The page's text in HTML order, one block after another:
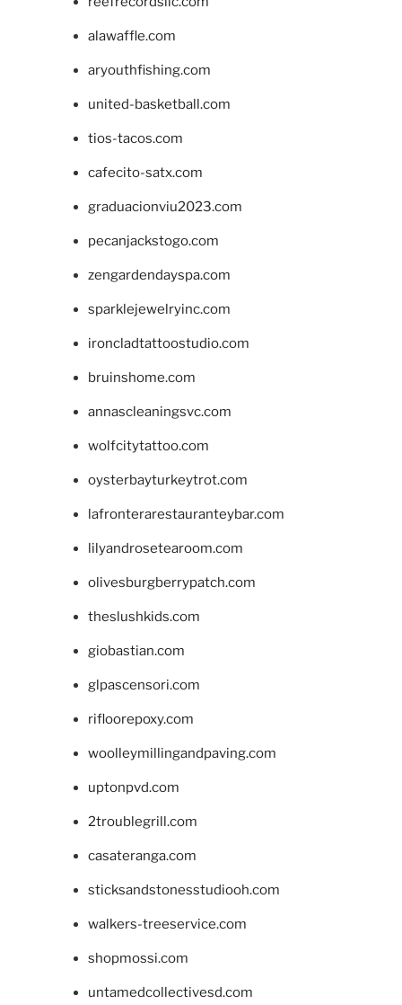
alawaffle.com
aryouthfishing.com
united-basketball.com
tios-tacos.com
cafecito-satx.com
graduacionviu2023.com
pecanjackstogo.com
zengardendayspa.com
sparklejewelryinc.com
ironcladtattoostudio.com
bruinshome.com
annascleaningsvc.com
wolfcitytattoo.com
oysterbayturkeytrot.com
lafronterarestauranteybar.com
lilyandrosetearoom.com
olivesburgberrypatch.com
theslushkids.com
giobastian.com
glpascensori.com
rifloorepoxy.com
woolleymillingandpaving.com
uptonpvd.com
2troublegrill.com
casateranga.com
sticksandstonesstudiooh.com
walkers-treeservice.com
shopmossi.com
untamedcollectivesd.com